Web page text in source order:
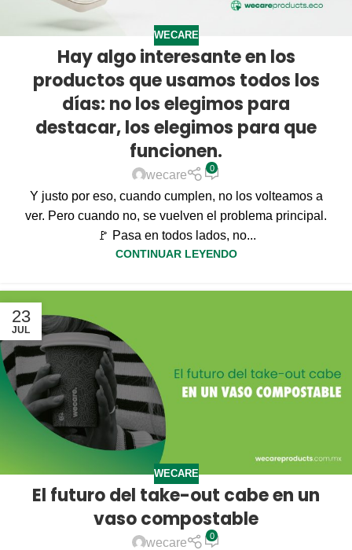
WECARE
Hay algo interesante en los
productos que usamos todos los
días: no los elegimos para
destacar, los elegimos para que
funcionen.
wecare
0
Y justo por eso, cuando cumplen, no los volteamos a
ver. Pero cuando no, se vuelven el problema principal.
🚩 Pasa en todos lados, no...
CONTINUAR LEYENDO
23
JUL
WECARE
El futuro del take-out cabe en un
vaso compostable
wecare
0